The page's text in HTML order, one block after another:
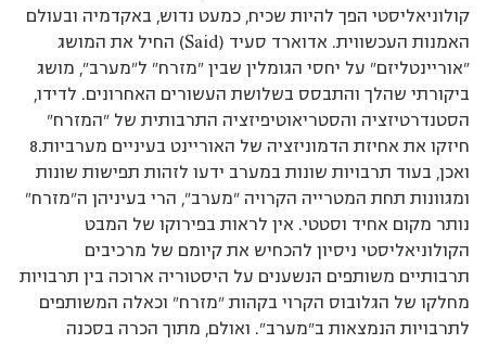
קולוניאליסטי הפך להיות שכיח, כמעט נדוש, באקדמיה ובעולם
האמנות העכשווית. אדוארד סעיד (Said) החיל את המושג
”אוריינטליזם” על יחסי הגומלין שבין ”מזרח” ל”מערב”, מושג
ביקורתי שהלך והתבסס בשלושת העשורים האחרונים. לדידו,
הסטנדרטיזציה והסטריאוטיפיזציה התרבותית של ”המזרח”
חיזקו את אחיזת הדמוניזציה של האוריינט בעיניים מערביות.8
ואכן, בעוד תרבויות שונות במערב ידעו לזהות תפישות שונות
ומגוונות תחת המטרייה הקרויה ”מערב”, הרי בעיניהן ה”מזרח”
נותר מקום אחיד וסטטי. אין לראות בפירוקו של המבט
הקולוניאליסטי ניסיון להכחיש את קיומם של מרכיבים
תרבותיים משותפים הנשענים על היסטוריה ארוכה בין תרבויות
מחלקו של הגלובוס הקרוי בקהות ”מזרח” וכאלה המשותפים
לתרבויות הנמצאות ב”מערב”. ואולם, מתוך הכרה בסכנה